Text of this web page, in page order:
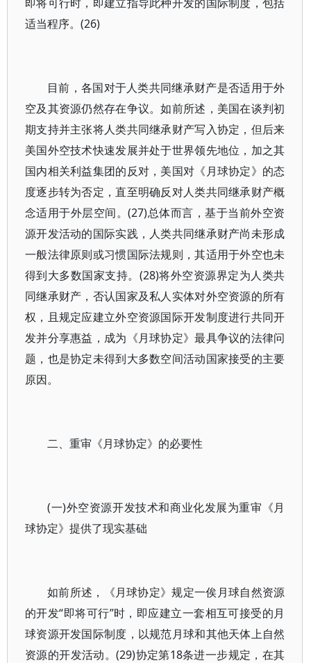
适当程序。(26)
目前，各国对于人类共同继承财产是否适用于外
空及其资源仍然存在争议。如前所述，美国在谈判初
期支持并主张将人类共同继承财产写入协定，但后来
美国外空技术快速发展并处于世界领先地位，加之其
国内相关利益集团的反对，美国对《月球协定》的态
度逐步转为否定，直至明确反对人类共同继承财产概
念适用于外层空间。(27)总体而言，基于当前外空资
源开发活动的国际实践，人类共同继承财产尚未形成
一般法律原则或习惯国际法规则，其适用于外空也未
得到大多数国家支持。(28)将外空资源界定为人类共
同继承财产，否认国家及私人实体对外空资源的所有
权，且规定应建立外空资源国际开发制度进行共同开
发并分享惠益，成为《月球协定》最具争议的法律问
题，也是协定未得到大多数空间活动国家接受的主要
原因。
二、重审《月球协定》的必要性
(一)外空资源开发技术和商业化发展为重审《月
球协定》提供了现实基础
如前所述，《月球协定》规定一俟月球自然资源
的开发“即将可行”时，即应建立一套相互可接受的月
球资源开发国际制度，以规范月球和其他天体上自然
资源的开发活动。(29)协定第18条进一步规定，在其